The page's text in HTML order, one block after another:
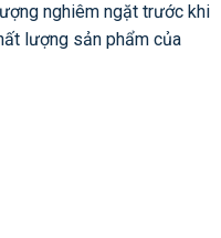
nghiêm ngặt trước khi
lượng sản phẩm của